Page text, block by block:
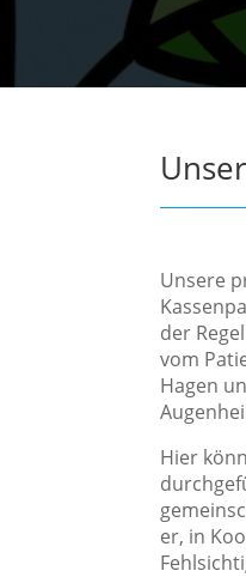
Unsere
der
vom
Hagen
Hier
er, in